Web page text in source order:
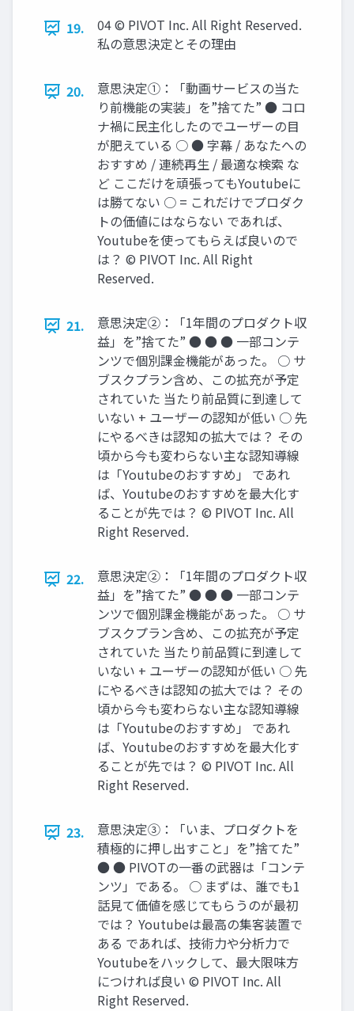
19.
04 © PIVOT Inc. All Right Reserved.
私の意思決定とその理由
20.
意思決定①：「動画サービスの当た
り前機能の実装」を”捨てた” ● コロ
ナ禍に民主化したのでユーザーの目
が肥えている ○ ● 字幕 / あなたへの
おすすめ / 連続再生 / 最適な検索 な
ど ここだけを頑張ってもYoutubeに
は勝てない ○ = これだけでプロダク
トの価値にはならない であれば、
Youtubeを使ってもらえば良いので
は？ © PIVOT Inc. All Right
Reserved.
21.
意思決定②：「1年間のプロダクト収
益」を”捨てた” ● ● ● 一部コンテ
ンツで個別課金機能があった。 ○ サ
ブスクプラン含め、この拡充が予定
されていた 当たり前品質に到達して
いない + ユーザーの認知が低い ○ 先
にやるべきは認知の拡大では？ その
頃から今も変わらない主な認知導線
は「Youtubeのおすすめ」 であれ
ば、Youtubeのおすすめを最大化す
ることが先では？ © PIVOT Inc. All
Right Reserved.
22.
意思決定②：「1年間のプロダクト収
益」を”捨てた” ● ● ● 一部コンテ
ンツで個別課金機能があった。 ○ サ
ブスクプラン含め、この拡充が予定
されていた 当たり前品質に到達して
いない + ユーザーの認知が低い ○ 先
にやるべきは認知の拡大では？ その
頃から今も変わらない主な認知導線
は「Youtubeのおすすめ」 であれ
ば、Youtubeのおすすめを最大化す
ることが先では？ © PIVOT Inc. All
Right Reserved.
23.
意思決定③：「いま、プロダクトを
積極的に押し出すこと」を”捨てた”
● ● PIVOTの一番の武器は「コンテ
ンツ」である。 ○ まずは、誰でも1
話見て価値を感じてもらうのが最初
では？ Youtubeは最高の集客装置で
ある であれば、技術力や分析力で
Youtubeをハックして、最大限味方
につければ良い © PIVOT Inc. All
Right Reserved.